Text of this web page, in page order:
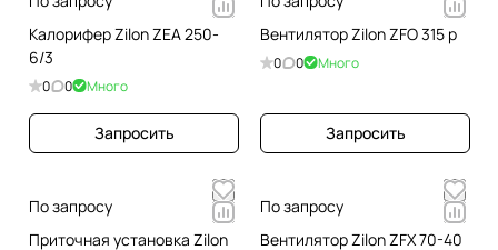
Калорифер Zilon ZEA 250-
6/3
0 0 Много
Запросить
Вентилятор Zilon ZFO 315 p
0 0 Много
Запросить
По запросу
Приточная установка Zilon
По запросу
Вентилятор Zilon ZFX 70-40